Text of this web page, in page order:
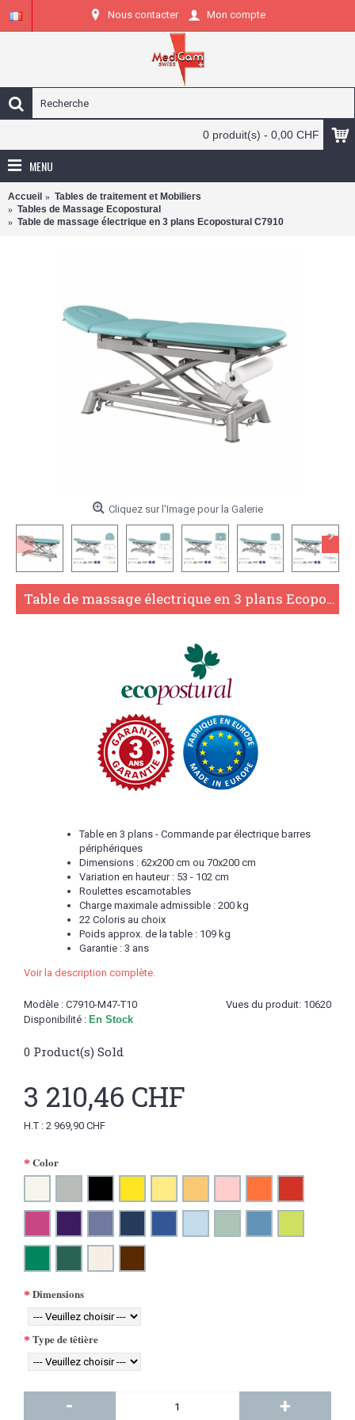
Nous contacter Mon compte
0 produit(s) - 0,00 CHF
MENU
Accueil
Tables de traitement et Mobiliers
Tables de Massage Ecopostural
Table de massage électrique en 3 plans Ecopostural C7910
Cliquez sur l'Image pour la Galerie
Table de massage électrique en 3 plans Ecopostural C7910
Table en 3 plans - Commande par électrique barres
périphériques
Dimensions : 62x200 cm ou 70x200 cm
Variation en hauteur : 53 - 102 cm
Roulettes escamotables
Charge maximale admissible : 200 kg
22 Coloris au choix
Poids approx. de la table : 109 kg
Garantie : 3 ans
Voir la description complète.
Vues du produit: 10620
Modèle : C7910-M47-T10
Disponibilité : En Stock
0 Product(s) Sold
3 210,46 CHF
H.T : 2 969,90 CHF
Color
Dimensions
Type de têtière
- +